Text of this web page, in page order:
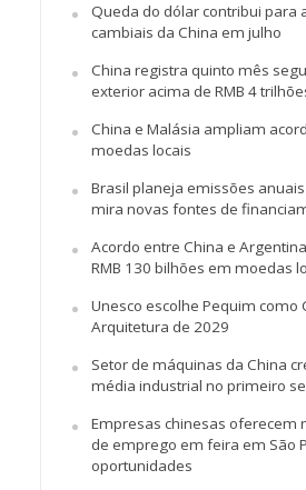
Queda do dólar contribui para
cambiais da China em julho
China registra quinto mês
exterior acima de RMB 4
China e Malásia ampliam
moedas locais
Brasil planeja emissões
mira novas fontes de
Acordo entre China e
RMB 130 bilhões em moedas
Unesco escolhe Pequim como
Arquitetura de 2029
Setor de máquinas da China
média industrial no primeiro
Empresas chinesas oferecem
de emprego em feira em São
oportunidades